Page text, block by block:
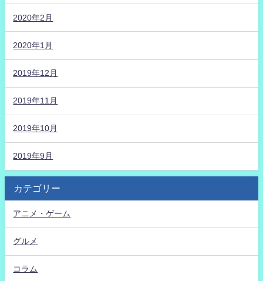
2020年2月
2020年1月
2019年12月
2019年11月
2019年10月
2019年9月
カテゴリー
アニメ・ゲーム
グルメ
コラム